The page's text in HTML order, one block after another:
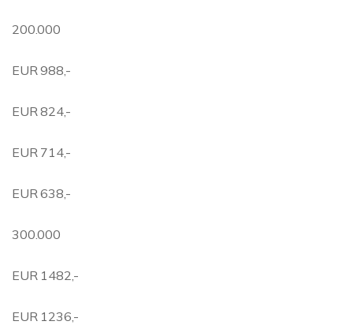
200.000
EUR 988,-
EUR 824,-
EUR 714,-
EUR 638,-
300.000
EUR 1482,-
EUR 1236,-